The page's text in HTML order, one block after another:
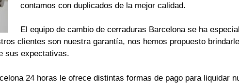
contamos con duplicados de la mejor calidad.
El equipo de cambio de cerraduras Barcelona se ha
clientes son nuestra garantía, nos hemos propuesto
sus expectativas.
24 horas le ofrece distintas formas de pago para